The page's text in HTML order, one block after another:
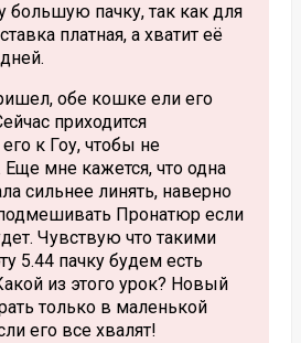
большую пачку, так как для
платная, а хватит её
обе кошке ели его
приходится
к Гоу, чтобы не
мне кажется, что одна
сильнее линять, наверно
Пронатюр если
Чувствую что такими
5.44 пачку будем есть
из этого урок? Новый
только в маленькой
его все хвалят!